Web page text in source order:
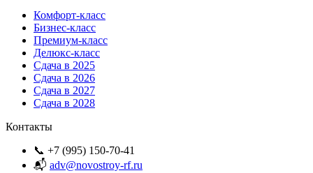
Комфорт-класс
Бизнес-класс
Премиум-класс
Делюкс-класс
Сдача в 2025
Сдача в 2026
Сдача в 2027
Сдача в 2028
Контакты
📞 +7 (995) 150-70-41
📬 adv@novostroy-rf.ru